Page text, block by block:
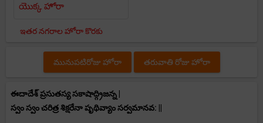
యొక్క హోరా
ఇతర నగరాల హోరా కొరకు
మునుపటిరోజు హోరా తరువాతి రోజు హోరా
ఈదాదేశ్ ప్రసుతస్య సకాషాద్గ్రిజన్న |
స్వం స్వం చరిత్ర శిక్షరేనా పృథివ్యాం సర్వమానవ: ||